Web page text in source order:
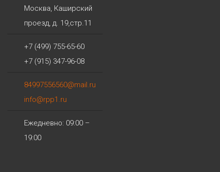
Москва, Каширский
проезд, д. 19,стр.11
+7 (499) 755-65-60
+7 (915) 347-96-08
84997556560@mail.ru
info@rpp1.ru
Ежедневно: 09:00 –
19:00